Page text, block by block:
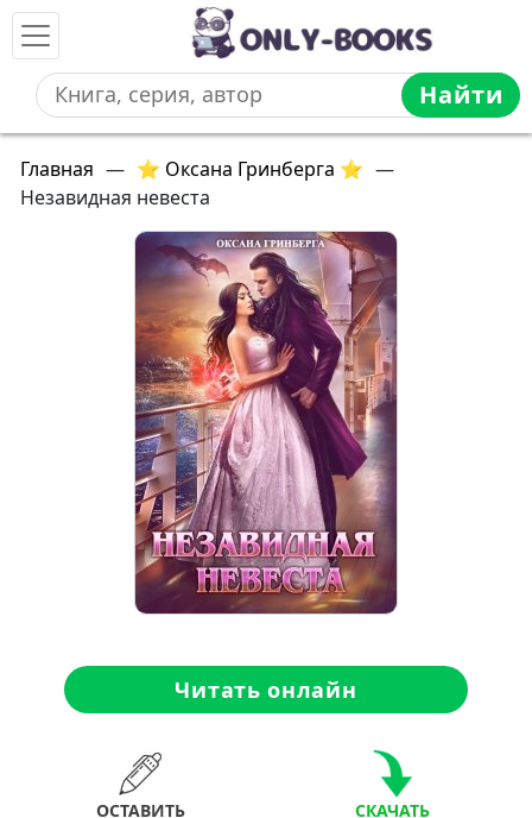
Найти
Главная — ⭐ Оксана Гринберга ⭐ —
Незавидная невеста
Читать онлайн
ОСТАВИТЬ
СКАЧАТЬ